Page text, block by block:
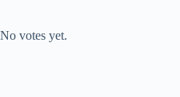
No votes yet.